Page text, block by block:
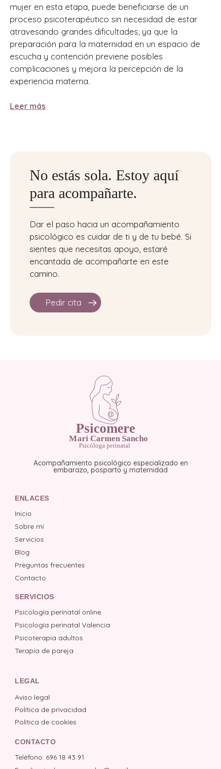
mujer en esta etapa, puede beneficiarse de un
proceso psicoterapéutico sin necesidad de estar
atravesando grandes dificultades, ya que la
preparación para la maternidad en un espacio de
escucha y contención previene posibles
complicaciones y mejora la percepción de la
experiencia materna.
Leer más
No estás sola. Estoy aquí
para acompañarte.
Dar el paso hacia un acompañamiento
psicológico es cuidar de ti y de tu bebé. Si
sientes que necesitas apoyo, estaré
encantada de acompañarte en este
camino.
Pedir cita
Acompañamiento psicológico especializado en
embarazo, posparto y maternidad
ENLACES
Inicio
Sobre mí
Servicios
Blog
Preguntas frecuentes
Contacto
SERVICIOS
Psicología perinatal online
Psicología perinatal Valencia
Psicoterapia adultos
Terapia de pareja
LEGAL
Aviso legal
Política de privacidad
Política de cookies
CONTACTO
Teléfono: 696 18 43 91